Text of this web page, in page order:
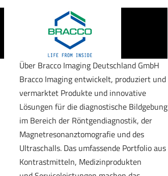
Über Bracco Imaging Deutschland GmbH
Bracco Imaging entwickelt, produziert und
vermarktet Produkte und innovative
Lösungen für die diagnostische Bildgebung
im Bereich der Röntgendiagnostik, der
Magnetresonanztomografie und des
Ultraschalls. Das umfassende Portfolio aus
Kontrastmitteln, Medizinprodukten